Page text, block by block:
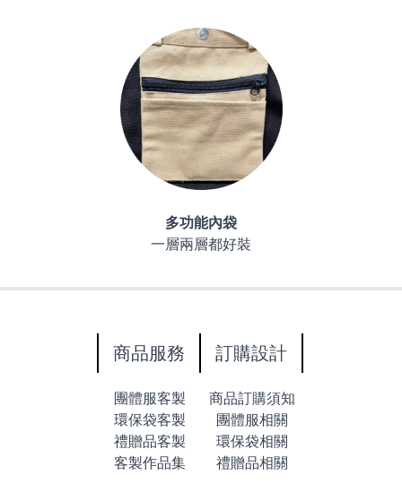
多功能內袋
一層兩層都好裝
商品服務
團體服客製
環保袋客製
禮贈品客製
客製作品集
訂購設計
商品訂購須知
團體服相關
環保袋相關
禮贈品相關